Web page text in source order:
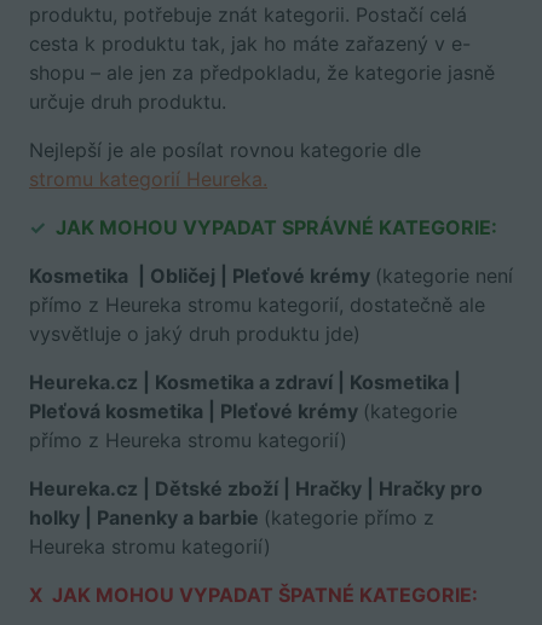
produktu, potřebuje znát kategorii. Postačí celá
cesta k produktu tak, jak ho máte zařazený v e-
shopu – ale jen za předpokladu, že kategorie jasně
určuje druh produktu.
Nejlepší je ale posílat rovnou kategorie dle
stromu kategorií Heureka.
✓ JAK MOHOU VYPADAT SPRÁVNÉ KATEGORIE:
Kosmetika | Obličej | Pleťové krémy (kategorie není
přímo z Heureka stromu kategorií, dostatečně ale
vysvětluje o jaký druh produktu jde)
Heureka.cz | Kosmetika a zdraví | Kosmetika |
Pleťová kosmetika | Pleťové krémy (kategorie
přímo z Heureka stromu kategorií)
Heureka.cz | Dětské zboží | Hračky | Hračky pro
holky | Panenky a barbie (kategorie přímo z
Heureka stromu kategorií)
X JAK MOHOU VYPADAT ŠPATNÉ KATEGORIE: